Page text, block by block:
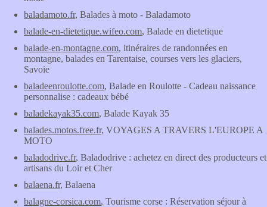
baladamoto.fr, Balades à moto - Baladamoto
balade-en-dietetique.wifeo.com, Balade en dietetique
balade-en-montagne.com, itinéraires de randonnées en
montagne, balades en Tarentaise, courses vers les glaciers,
Savoie
baladeenroulotte.com, Balade en Roulotte - Cadeau naissance
personnalise : cadeaux bébé
baladekayak35.com, Balade Kayak 35
balades.motos.free.fr, VOYAGES A TRAVERS L'EUROPE A
MOTO
baladodrive.fr, Baladodrive : achetez en direct des producteurs et
artisans du Loir et Cher
balaena.fr, Balaena
balagne-corsica.com, Tourisme corse : Réservation séjour à